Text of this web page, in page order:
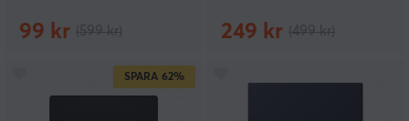
99 kr 249 kr
SPARA 62%